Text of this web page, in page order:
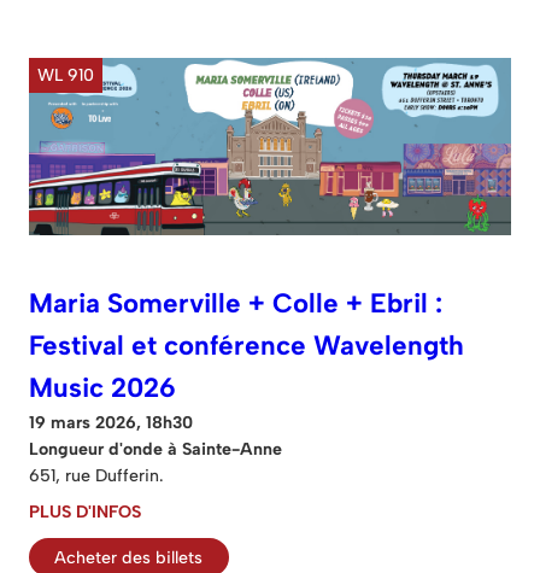
WL 910
Maria Somerville + Colle + Ebril :
Festival et conférence Wavelength
Music 2026
19 mars 2026, 18h30
Longueur d'onde à Sainte-Anne
651, rue Dufferin.
PLUS D'INFOS
Acheter des billets